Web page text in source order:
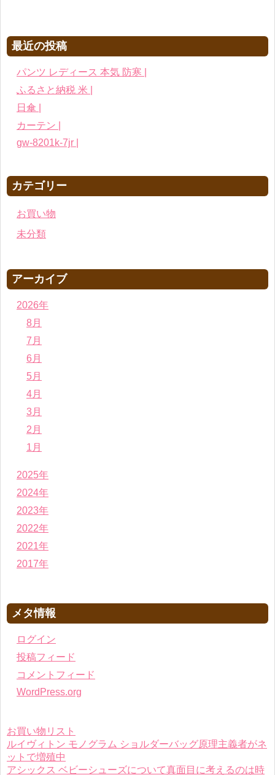
最近の投稿
パンツ レディース 本気 防寒 |
ふるさと納税 米 |
日傘 |
カーテン |
gw-8201k-7jr |
カテゴリー
お買い物
未分類
アーカイブ
2026年
8月
7月
6月
5月
4月
3月
2月
1月
2025年
2024年
2023年
2022年
2021年
2017年
メタ情報
ログイン
投稿フィード
コメントフィード
WordPress.org
お買い物リスト
ルイヴィトン モノグラム ショルダーバッグ原理主義者がネ
ットで増殖中
アシックス ベビーシューズについて真面目に考えるのは時